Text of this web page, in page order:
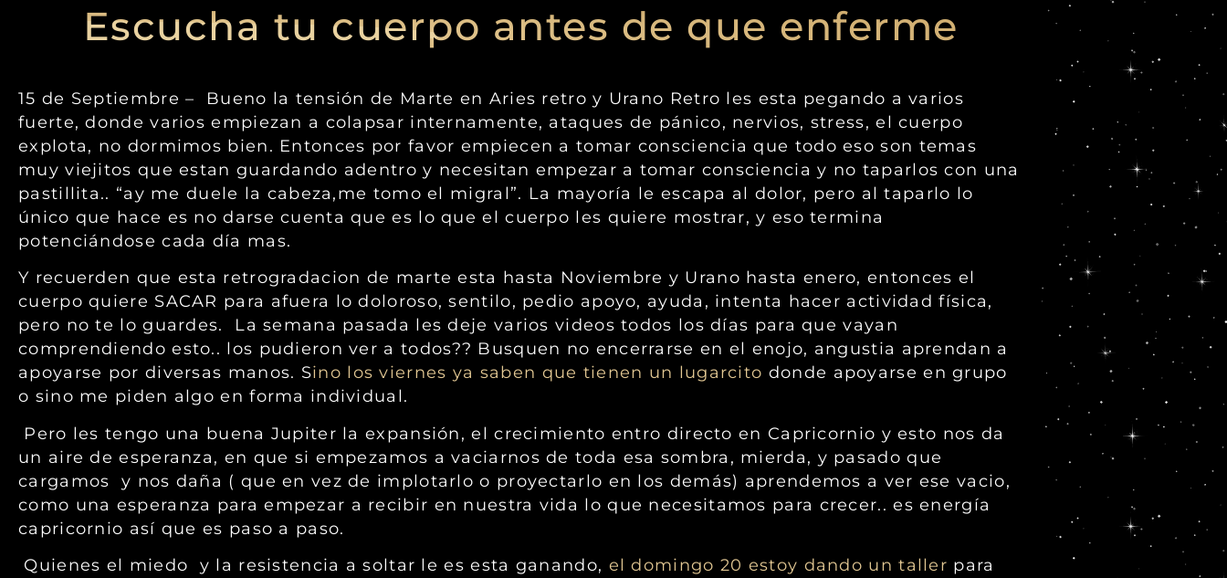
Escucha tu cuerpo antes de que enferme
15 de Septiembre – Bueno la tensión de Marte en Aries retro y Urano Retro les esta pegando a varios
fuerte, donde varios empiezan a colapsar internamente, ataques de pánico, nervios, stress, el cuerpo
explota, no dormimos bien. Entonces por favor empiecen a tomar consciencia que todo eso son temas
muy viejitos que estan guardando adentro y necesitan empezar a tomar consciencia y no taparlos con una
pastillita.. “ay me duele la cabeza,me tomo el migral”. La mayoría le escapa al dolor, pero al taparlo lo
único que hace es no darse cuenta que es lo que el cuerpo les quiere mostrar, y eso termina
potenciándose cada día mas.
Y recuerden que esta retrogradacion de marte esta hasta Noviembre y Urano hasta enero, entonces el
cuerpo quiere SACAR para afuera lo doloroso, sentilo, pedio apoyo, ayuda, intenta hacer actividad física,
pero no te lo guardes. La semana pasada les deje varios videos todos los días para que vayan
comprendiendo esto.. los pudieron ver a todos?? Busquen no encerrarse en el enojo, angustia aprendan a
apoyarse por diversas manos. Sino los viernes ya saben que tienen un lugarcito donde apoyarse en grupo
o sino me piden algo en forma individual.
Pero les tengo una buena Jupiter la expansión, el crecimiento entro directo en Capricornio y esto nos da
un aire de esperanza, en que si empezamos a vaciarnos de toda esa sombra, mierda, y pasado que
cargamos y nos daña ( que en vez de implotarlo o proyectarlo en los demás) aprendemos a ver ese vacio,
como una esperanza para empezar a recibir en nuestra vida lo que necesitamos para crecer.. es energía
capricornio así que es paso a paso.
Quienes el miedo y la resistencia a soltar le es esta ganando, el domingo 20 estoy dando un taller para